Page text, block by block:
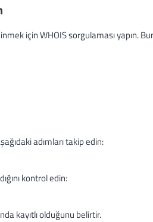
için WHOIS sorgulaması yapın.
adımları takip edin:
kontrol edin:
kayıtlı olduğunu belirtir.